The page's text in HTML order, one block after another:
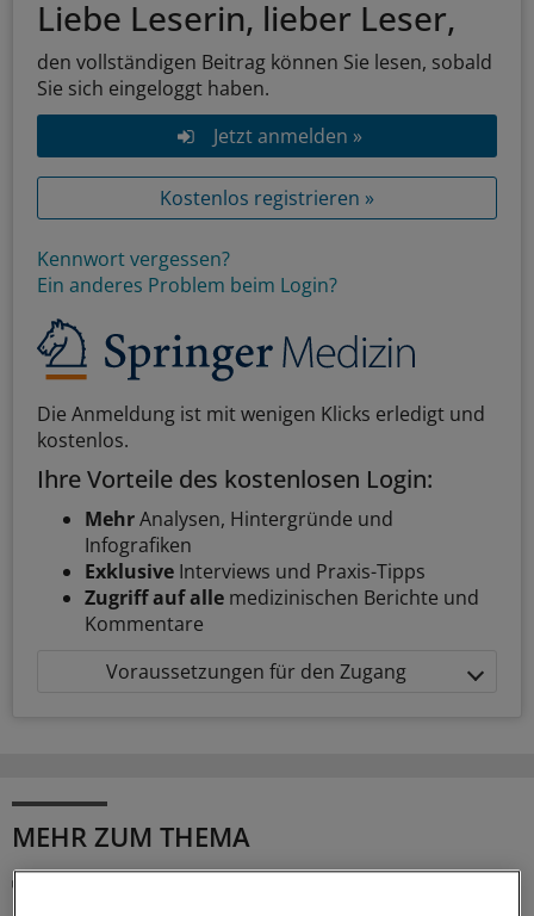
Liebe Leserin, lieber Leser,
den vollständigen Beitrag können Sie lesen, sobald
Sie sich eingeloggt haben.
Jetzt anmelden »
Kostenlos registrieren »
Kennwort vergessen?
Ein anderes Problem beim Login?
Die Anmeldung ist mit wenigen Klicks erledigt und
kostenlos.
Ihre Vorteile des kostenlosen Login:
MehrAnalysen, Hintergründe und
Infografiken
Exklusive Interviews und Praxis-Tipps
Zugriff auf alle medizinischen Berichte und
Kommentare
Voraussetzungen für den Zugang
MEHR ZUM THEMA